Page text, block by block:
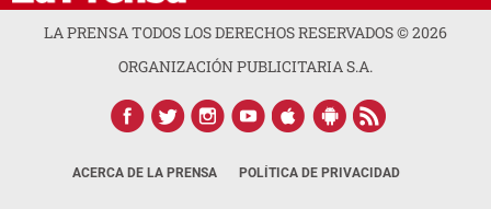
LA PRENSA TODOS LOS DERECHOS RESERVADOS ©2026
ORGANIZACIÓN PUBLICITARIA S.A.
ACERCA DE LA PRENSA POLÍTICA DE PRIVACIDAD